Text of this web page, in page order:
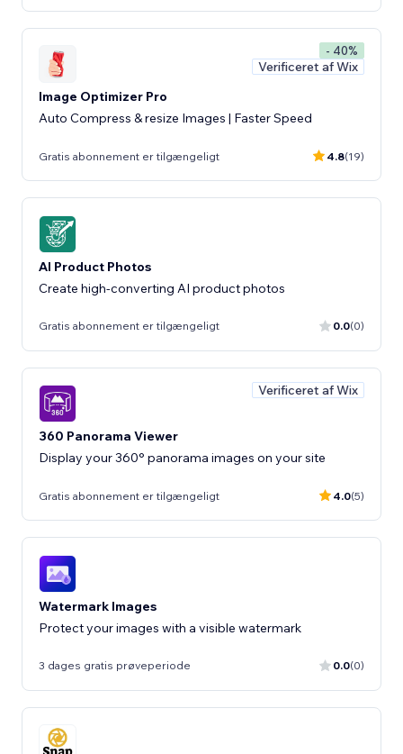
- 40%
Verificeret af Wix
Image Optimizer Pro
Auto Compress & resize Images | Faster Speed
Gratis abonnement er tilgængeligt 4.8(19)
AI Product Photos
Create high-converting AI product photos
Gratis abonnement er tilgængeligt 0.0(0)
Verificeret af Wix
360 Panorama Viewer
Display your 360° panorama images on your site
Gratis abonnement er tilgængeligt 4.0(5)
Watermark Images
Protect your images with a visible watermark
3 dages gratis prøveperiode 0.0(0)